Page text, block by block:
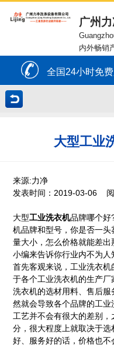
广州
内外畅销
全国24小时免
大型工业
来源:力净
发表时间：2019-03-06
大型工业洗衣机品牌哪个好
机品牌和型号，你是否一
量大小，怎么价格就能差出
小编来告诉你行业内不为人
首先客观来说，工业洗衣
于各个工业洗衣机的生产厂
洗衣机的选材用料、售后
然就会导致各个品牌的工
工艺并不会有很大的差别
分，很大程度上就取决于
好、服务好的话，价格也